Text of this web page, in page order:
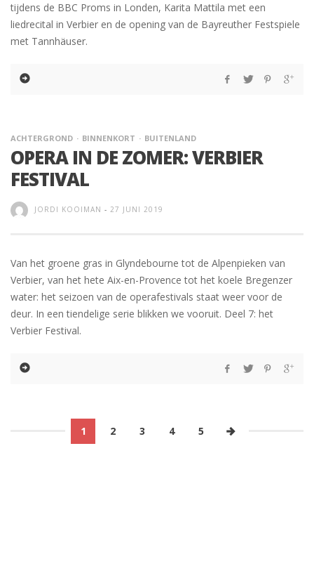
tijdens de BBC Proms in Londen, Karita Mattila met een
liedrecital in Verbier en de opening van de Bayreuther Festspiele
met Tannhäuser.
ACHTERGROND BINNENKORT BUITENLAND
OPERA IN DE ZOMER: VERBIER
FESTIVAL
JORDI KOOIMAN - 27 JUNI 2019
Van het groene gras in Glyndebourne tot de Alpenpieken van
Verbier, van het hete Aix-en-Provence tot het koele Bregenzer
water: het seizoen van de operafestivals staat weer voor de
deur. In een tiendelige serie blikken we vooruit. Deel 7: het
Verbier Festival.
1 2 3 4 5